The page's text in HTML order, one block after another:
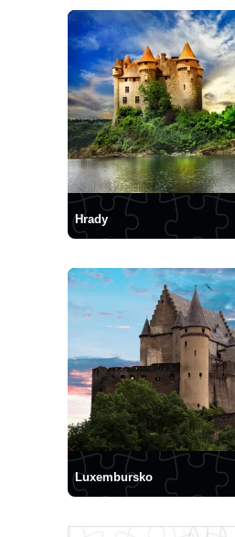
Hrady
Luxembursko